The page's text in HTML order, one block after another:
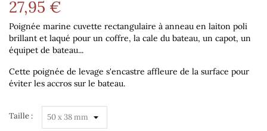
27,95 €
Poignée marine cuvette rectangulaire à anneau en laiton poli
brillant et laqué pour un coffre, la cale du bateau, un capot, un
équipet de bateau...
Cette poignée de levage s'encastre affleure de la surface pour
éviter les accros sur le bateau.
Taille :